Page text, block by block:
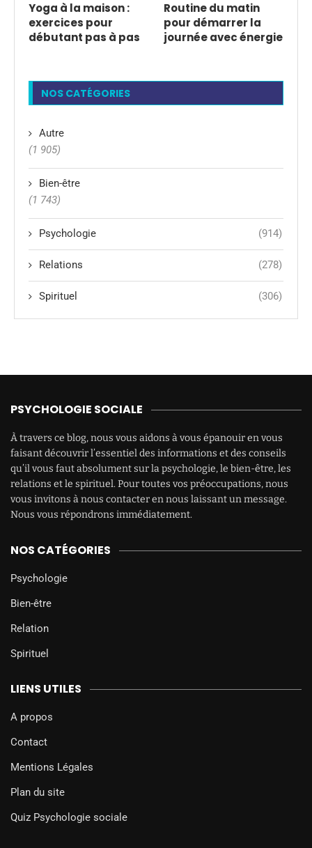
Yoga à la maison :
exercices pour
débutant pas à pas
Routine du matin
pour démarrer la
journée avec énergie
NOS CATÉGORIES
Autre
(1 905)
Bien-être
(1 743)
Psychologie (914)
Relations (278)
Spirituel (306)
PSYCHOLOGIE SOCIALE
À travers ce blog, nous vous aidons à vous épanouir en vous
faisant découvrir l’essentiel des informations et des conseils
qu’il vous faut absolument sur la psychologie, le bien-être, les
relations et le spirituel. Pour toutes vos préoccupations, nous
vous invitons à nous contacter en nous laissant un message.
Nous vous répondrons immédiatement.
NOS CATÉGORIES
Psychologie
Bien-être
Relation
Spirituel
LIENS UTILES
A propos
Contact
Mentions Légales
Plan du site
Quiz Psychologie sociale